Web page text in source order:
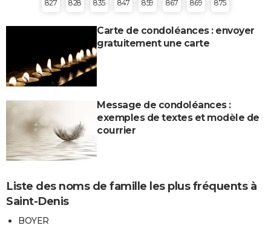
827 828 835 847 859 867 869 875
Carte de condoléances : envoyer
gratuitement une carte
Message de condoléances :
exemples de textes et modèle de
courrier
Liste des noms de famille les plus fréquents à
Saint-Denis
BOYER